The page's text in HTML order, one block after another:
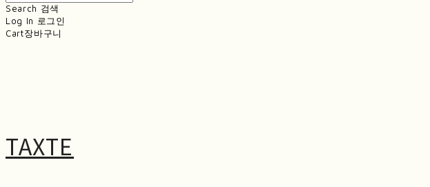
Search 검색
Log In 로그인
Cart장바구니
TAXTE